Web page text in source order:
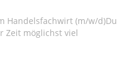
Handelsfachwirt (m/w/d)Du
Zeit möglichst viel